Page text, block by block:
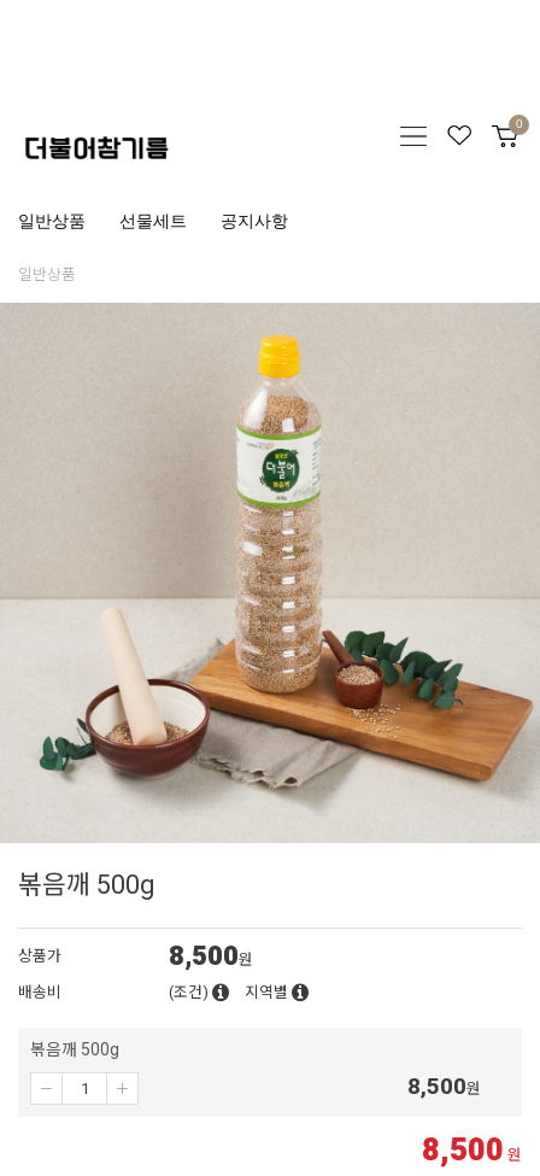
0
일반상품 선물세트 공지사항
일반상품
볶음깨 500g
상품가 8,500원
배송비
(조건) 지역별
볶음깨 500g
8,500원
8,500 원